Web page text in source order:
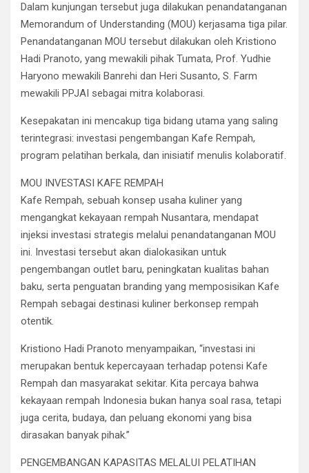
Dalam kunjungan tersebut juga dilakukan penandatanganan
Memorandum of Understanding (MOU) kerjasama tiga pilar.
Penandatanganan MOU tersebut dilakukan oleh Kristiono
Hadi Pranoto, yang mewakili pihak Tumata, Prof. Yudhie
Haryono mewakili Banrehi dan Heri Susanto, S. Farm
mewakili PPJAI sebagai mitra kolaborasi.
Kesepakatan ini mencakup tiga bidang utama yang saling
terintegrasi: investasi pengembangan Kafe Rempah,
program pelatihan berkala, dan inisiatif menulis kolaboratif.
MOU INVESTASI KAFE REMPAH
Kafe Rempah, sebuah konsep usaha kuliner yang
mengangkat kekayaan rempah Nusantara, mendapat
injeksi investasi strategis melalui penandatanganan MOU
ini. Investasi tersebut akan dialokasikan untuk
pengembangan outlet baru, peningkatan kualitas bahan
baku, serta penguatan branding yang memposisikan Kafe
Rempah sebagai destinasi kuliner berkonsep rempah
otentik.
Kristiono Hadi Pranoto menyampaikan, “investasi ini
merupakan bentuk kepercayaan terhadap potensi Kafe
Rempah dan masyarakat sekitar. Kita percaya bahwa
kekayaan rempah Indonesia bukan hanya soal rasa, tetapi
juga cerita, budaya, dan peluang ekonomi yang bisa
dirasakan banyak pihak.”
PENGEMBANGAN KAPASITAS MELALUI PELATIHAN